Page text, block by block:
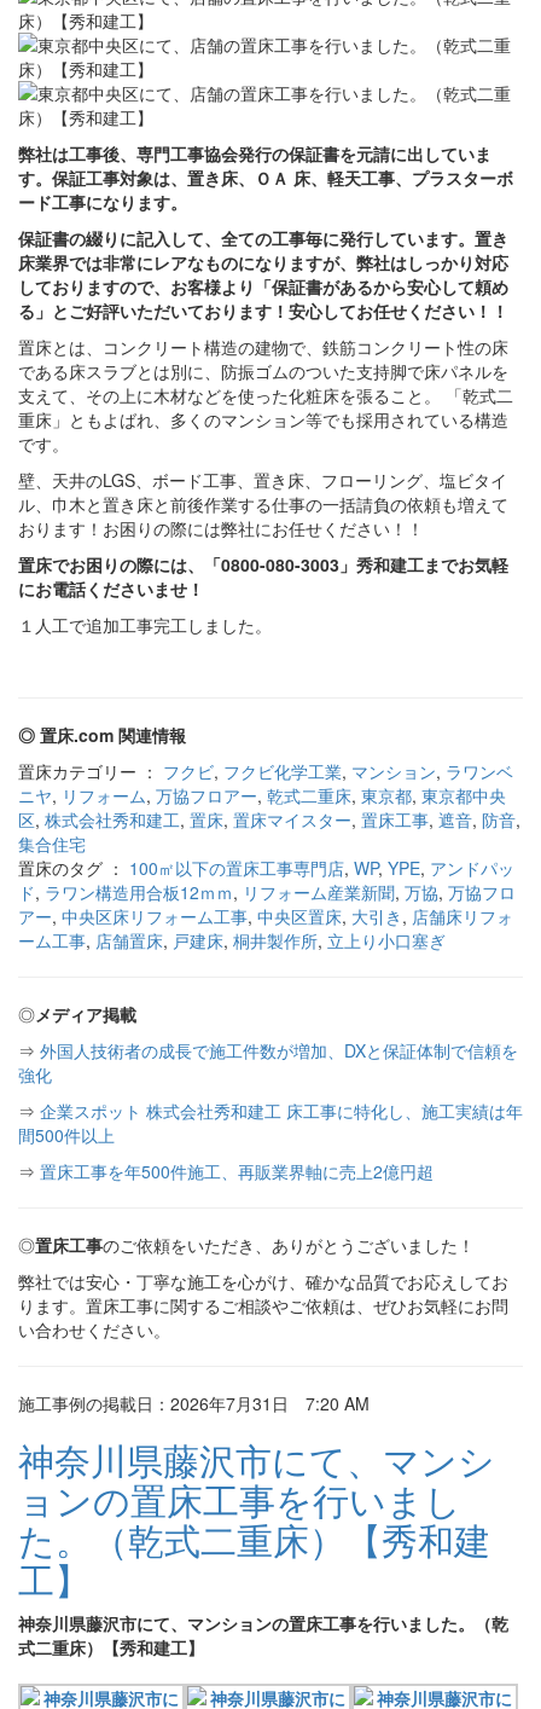
弊社は工事後、専門工事協会発行の保証書を元請に出していま
す。保証工事対象は、置き床、ＯＡ 床、軽天工事、プラスターボ
ード工事になります。
保証書の綴りに記入して、全ての工事毎に発行しています。置き
床業界では非常にレアなものになりますが、弊社はしっかり対応
しておりますので、お客様より「保証書があるから安心して頼め
る」とご好評いただいております！安心してお任せください！！
置床とは、コンクリート構造の建物で、鉄筋コンクリート性の床
である床スラブとは別に、防振ゴムのついた支持脚で床パネルを
支えて、その上に木材などを使った化粧床を張ること。 「乾式二
重床」ともよばれ、多くのマンション等でも採用されている構造
です。
壁、天井のLGS、ボード工事、置き床、フローリング、塩ビタイ
ル、巾木と置き床と前後作業する仕事の一括請負の依頼も増えて
おります！お困りの際には弊社にお任せください！！
置床でお困りの際には、「0800-080-3003」秀和建工までお気軽
にお電話くださいませ！
１人工で追加工事完工しました。
◎ 置床.com 関連情報
置床カテゴリー ： フクビ, フクビ化学工業, マンション, ラワンベ
ニヤ, リフォーム, 万協フロアー, 乾式二重床, 東京都, 東京都中央
区, 株式会社秀和建工, 置床, 置床マイスター, 置床工事, 遮音, 防音,
集合住宅
置床のタグ ： 100㎡以下の置床工事専門店, WP, YPE, アンドパッ
ド, ラワン構造用合板12ｍｍ, リフォーム産業新聞, 万協, 万協フロ
アー, 中央区床リフォーム工事, 中央区置床, 大引き , 店舗床リフォ
ーム工事, 店舗置床, 戸建床, 桐井製作所, 立上り小口塞ぎ
◎メディア掲載
⇒ 外国人技術者の成長で施工件数が増加、DXと保証体制で信頼を
強化
⇒ 企業スポット 株式会社秀和建工 床工事に特化し、施工実績は年
間500件以上
⇒ 置床工事を年500件施工、再販業界軸に売上2億円超
◎置床工事のご依頼をいただき、ありがとうございました！
弊社では安心・丁寧な施工を心がけ、確かな品質でお応えしてお
ります。置床工事に関するご相談やご依頼は、ぜひお気軽にお問
い合わせください。
施工事例の掲載日：2026年7月31日 7:20 AM
神奈川県藤沢市にて、マンシ
ョンの置床工事を行いまし
た。（乾式二重床）【秀和建
工】
神奈川県藤沢市にて、マンションの置床工事を行いました。（乾
式二重床）【秀和建工】